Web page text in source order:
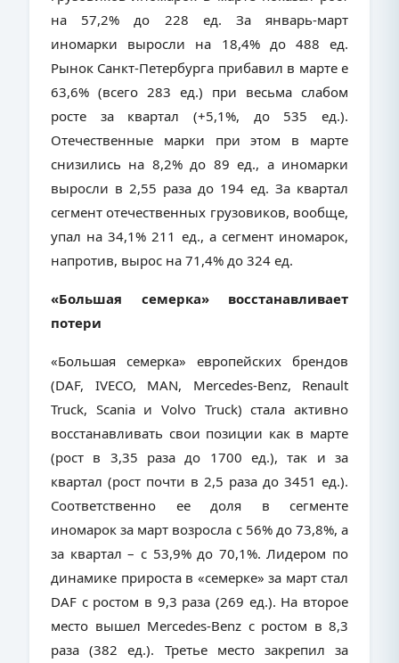
на 57,2% до 228 ед. За январь-март
иномарки выросли на 18,4% до 488 ед.
Рынок Санкт-Петербурга прибавил в марте е
63,6% (всего 283 ед.) при весьма слабом
росте за квартал (+5,1%, до 535 ед.).
Отечественные марки при этом в марте
снизились на 8,2% до 89 ед., а иномарки
выросли в 2,55 раза до 194 ед. За квартал
сегмент отечественных грузовиков, вообще,
упал на 34,1% 211 ед., а сегмент иномарок,
напротив, вырос на 71,4% до 324 ед.
«Большая семерка» восстанавливает
потери
«Большая семерка» европейских брендов
(DAF, IVECO, MAN, Mercedes-Benz, Renault
Truck, Scania и Volvo Truck) стала активно
восстанавливать свои позиции как в марте
(рост в 3,35 раза до 1700 ед.), так и за
квартал (рост почти в 2,5 раза до 3451 ед.).
Соответственно ее доля в сегменте
иномарок за март возросла с 56% до 73,8%, а
за квартал – с 53,9% до 70,1%. Лидером по
динамике прироста в «семерке» за март стал
DAF с ростом в 9,3 раза (269 ед.). На второе
место вышел Mercedes-Benz с ростом в 8,3
раза (382 ед.). Третье место закрепил за